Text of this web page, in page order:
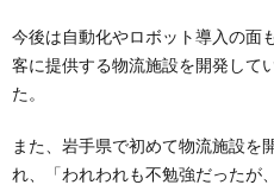
今後は自動化やロボット導入の面
客に提供する物流施設を開発して
た。
また、岩手県で初めて物流施設を
れ、「われわれも不勉強だったが